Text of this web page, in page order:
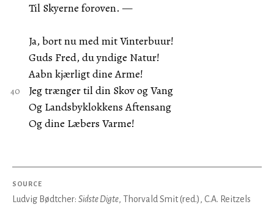
Til Skyerne foroven. —
Ja, bort nu med mit Vinterbuur!
Guds Fred, du yndige Natur!
Aabn kjærligt dine Arme!
Jeg trænger til din Skov og Vang
Og Landsbyklokkens Aftensang
Og dine Læbers Varme!
SOURCE
Ludvig Bødtcher: Sidste Digte, Thorvald Smit (red.), C.A. Reitzels